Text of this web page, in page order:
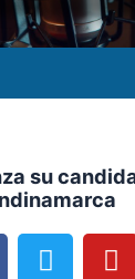
su
T
w
Y
o